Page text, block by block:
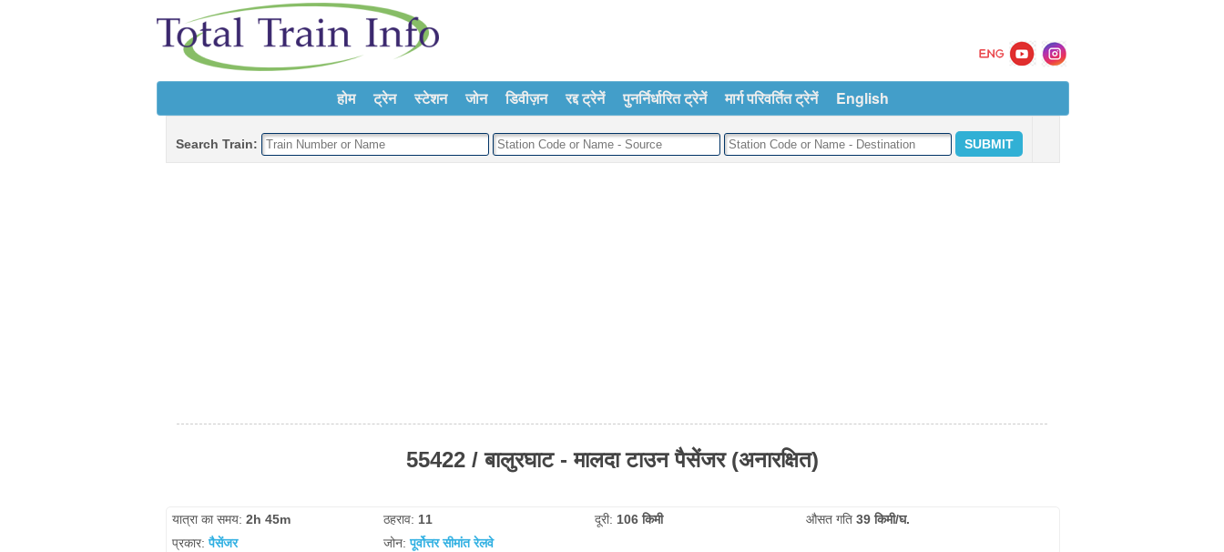
होम ट्रेन स्टेशन जोन डिवीज़न रद्द ट्रेनें पुनर्निर्धारित ट्रेनें मार्ग परिवर्तित ट्रेनें English
Search Train:
55422 / बालुरघाट - मालदा टाउन पैसेंजर (अनारक्षित)
यात्रा का समय: 2h 45m ठहराव: 11 दूरी: 106 किमी औसत गति 39 किमी/घ.
प्रकार:पैसेंजर जोन:पूर्वोत्तर सीमांत रेलवे